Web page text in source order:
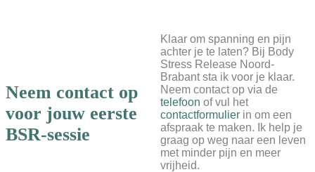
Neem contact op
voor jouw eerste
BSR-sessie
Klaar om spanning en pijn
achter je te laten? Bij Body
Stress Release Noord-
Brabant sta ik voor je klaar.
Neem contact op via de
telefoonof vul het
contactformulier in om een
afspraak te maken. Ik help je
graag op weg naar een leven
met minder pijn en meer
vrijheid.